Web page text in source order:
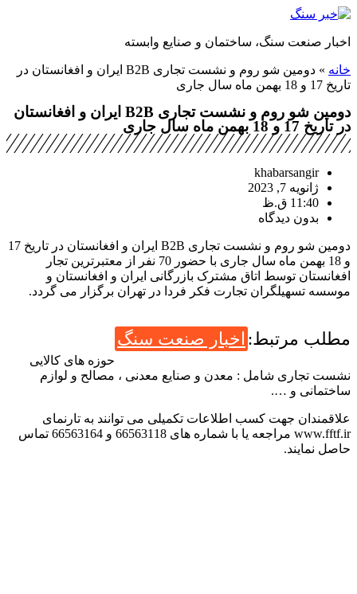
پرش
محتوا
اخبار صنعت سنگ، ساختمان و صنایع وابسته
خانه »
دومین شو روم و نشست تجاری B2B ایران و افغانستان در
تاریخ 17 و 18 بهمن ماه سال جاری
دومین شو روم و نشست تجاری B2B ایران و افغانستان
در تاریخ 17 و 18 بهمن ماه سال جاری
khabarsangir
ژانویه 7, 2023
11:40 ق.ظ
بدون دیدگاه
دومین شو روم و نشست تجاری B2B ایران و افغانستان در تاریخ 17
و 18 بهمن ماه سال جاری با حضور 70 نفر از معتبرترین تجار
افغانستان توسط اتاق مشترک بازرگانی ایران و افغانستان و
موسسه تسهیلگران تجارت فکر فردا در تهران برگزار می گردد.
مطلب مرتبط: اخبار صنعت سنگ
حوزه های کالایی
نشست تجاری شامل : معدن و صنایع معدنی ، مصالح و لوازم
ساختمانی و ….
علاقمندان جهت کسب اطلاعات تکمیلی می توانند به تارنمای
www.fftf.ir مراجعه یا با شماره های 66563118 و 66563164 تماس
حاصل نمایند.